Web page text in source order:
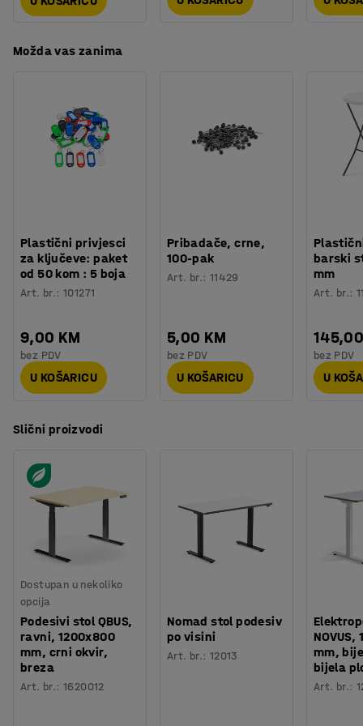
uskladili s ostalim namještajem.
Potreban vam je prostor za spremanje? Namještaj iz
više prostora za spremanje. Sve za učinkovit radni dan!
Montaža: Dolazi nesastavljeno
Kvaliteta - Eko oznaka
Možda vas zanima
Plastični privjesci
za ključeve: paket
od 50 kom : 5 boja
Art. br.:101271
9,00 KM
bez PDV
U KOŠARICU
Pribadače, crne,
100-pak
Art. br.: 11429
5,00 KM
bez PDV
U KOŠARICU
barski
mm
Art. br.:
bez PDV
U
Slični proizvodi
Dostupan u nekoliko
opcija
Podesivi stol QBUS,
ravni, 1200x800
mm, crni okvir,
breza
Art. br.:1620012
Nomad stol podesiv
po visini
Art. br.: 12013
mm,
bijela
Art. br.: